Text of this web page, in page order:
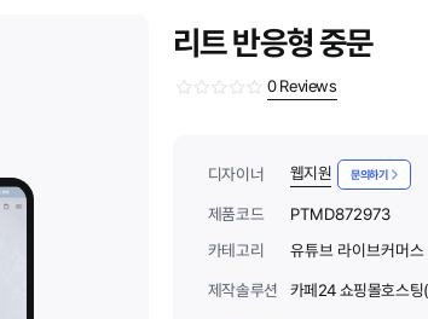
리트 반응형 중문
0Reviews
디자이너 웹지원 문의하기
제품코드
PTMD872973
카테고리
유튜브 라이브커머스
제작솔루션 카페24 쇼핑몰호스